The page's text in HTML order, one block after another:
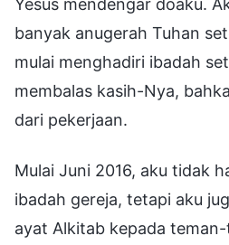
banyak anugerah Tuhan
mulai menghadiri ibadah
membalas kasih-Nya,
dari pekerjaan.
Mulai Juni 2016, aku tidak
ibadah gereja, tetapi aku
ayat Alkitab kepada